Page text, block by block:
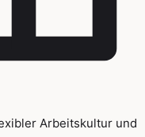
Arbeitskultur und